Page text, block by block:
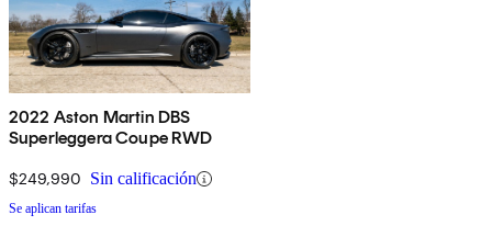
2022 Aston Martin DBS
Superleggera Coupe RWD
$249,990 Sin calificación
Se aplican tarifas